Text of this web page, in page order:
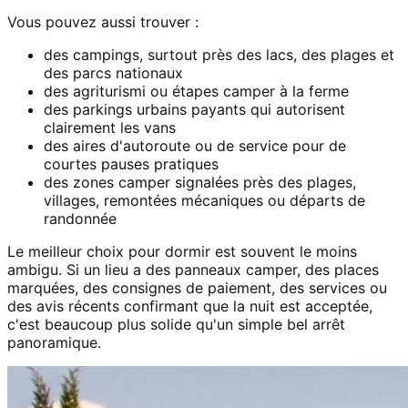
Vous pouvez aussi trouver :
des campings, surtout près des lacs, des plages et
des parcs nationaux
des agriturismi ou étapes camper à la ferme
des parkings urbains payants qui autorisent
clairement les vans
des aires d'autoroute ou de service pour de
courtes pauses pratiques
des zones camper signalées près des plages,
villages, remontées mécaniques ou départs de
randonnée
Le meilleur choix pour dormir est souvent le moins
ambigu. Si un lieu a des panneaux camper, des places
marquées, des consignes de paiement, des services ou
des avis récents confirmant que la nuit est acceptée,
c'est beaucoup plus solide qu'un simple bel arrêt
panoramique.